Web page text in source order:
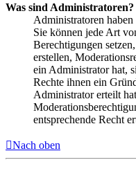
Was sind Administratoren?
Administratoren
Sie können jede Art
Berechtigungen
erstellen,
ein Administrator hat,
Rechte ihnen ein
Administrator erteilt
entsprechende Recht
Nach oben